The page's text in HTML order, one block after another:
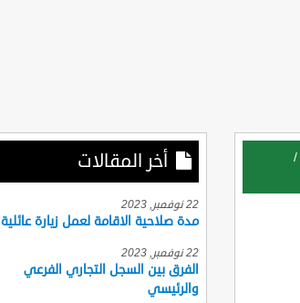
/
أخر المقالات
22 نوفمبر, 2023
مدة صلاحية الاقامة لعمل زيارة عائلية
22 نوفمبر, 2023
الفرق بين السجل التجاري الفرعي
والرئيسي